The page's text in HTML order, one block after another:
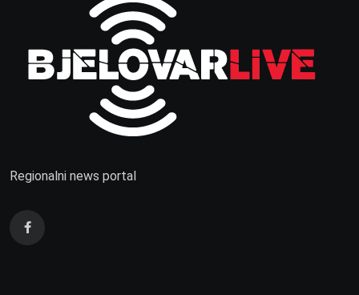
Regionalni news portal